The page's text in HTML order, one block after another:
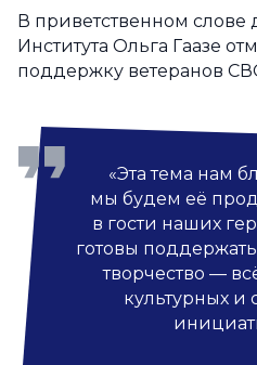
В приветственном слове
Института Ольга Гаазе
поддержку ветеранов
«Эта тема нам
мы будем её
в гости наших
готовы
творчество —
культурных и